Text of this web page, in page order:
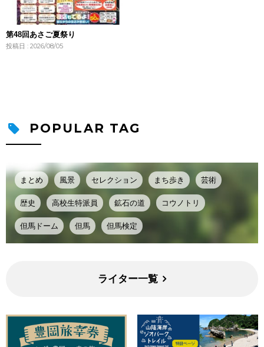
第48回あさご夏祭り
投稿日 : 2026/08/05
POPULAR TAG
まとめ 風景 セレクション まち歩き 芸術
歴史 高校生特派員 鉱石の道 コウノトリ
但馬ドーム 但馬 但馬検定
ライター一覧